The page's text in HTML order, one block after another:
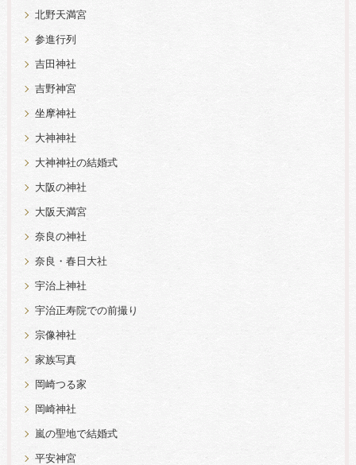
北野天満宮
参進行列
吉田神社
吉野神宮
坐摩神社
大神神社
大神神社の結婚式
大阪の神社
大阪天満宮
奈良の神社
奈良・春日大社
宇治上神社
宇治正寿院での前撮り
宗像神社
家族写真
岡崎つる家
岡崎神社
嵐の聖地で結婚式
平安神宮